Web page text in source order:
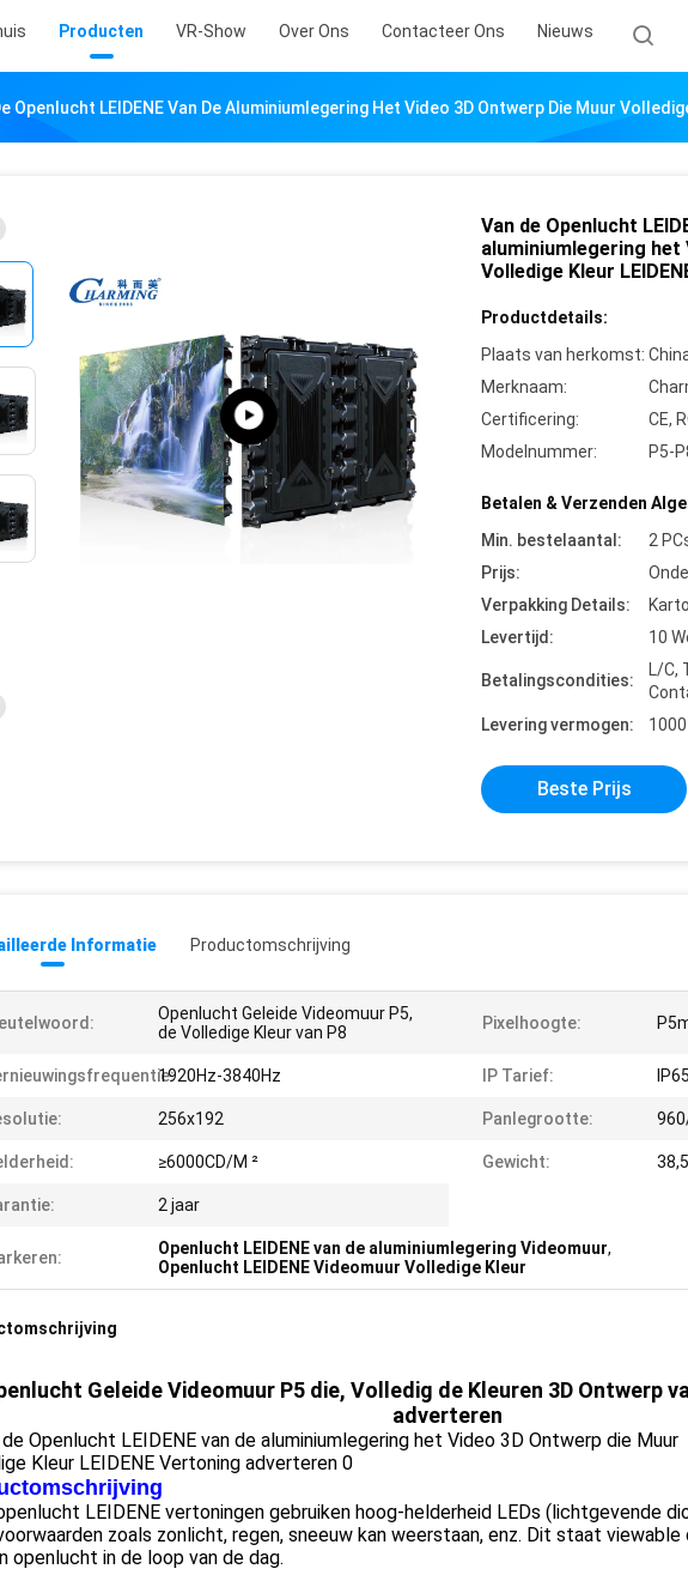
Producten VR-Show Over Ons Contacteer Ons Nieuws
Openlucht LEIDENE Van De Aluminiumlegering Het Video 3D Ontwerp Die Muur
Van de Openlucht
aluminiumlegering het
Volledige Kleur
Productdetails:
Plaats van herkomst:
Merknaam:
Certificering:
CE,
Modelnummer:
P5-
Betalen & Verzenden
Min. bestelaantal:
2
Prijs:
Verpakking Details:
Levertijd:
10
Betalingscondities:
L/C,
Levering vermogen:
Beste Prijs
Informatie Productomschrijving
Openlucht Geleide Videomuur P5,
de Volledige Kleur van P8
Pixelhoogte:
1920Hz-3840Hz IP Tarief: IP65
256x192 Panlegrootte:
≥6000CD/M ² Gewicht:
2 jaar
Openlucht LEIDENE van de aluminiumlegering Videomuur,
Openlucht LEIDENE Videomuur Volledige Kleur
Geleide Videomuur P5 die, Volledig de Kleuren 3D Ontwerp
adverteren
LEIDENE vertoningen gebruiken hoog-helderheid LEDs (lichtgevende
zoals zonlicht, regen, sneeuw kan weerstaan, enz. Dit staat
openlucht in de loop van de dag.